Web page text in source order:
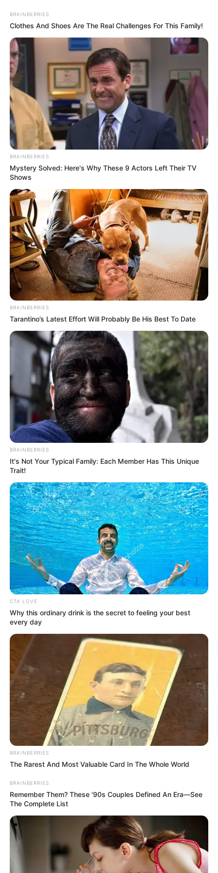
HOME
INSPIRASI
STYLE
FILM &
NGAKAK
QUOTES
HYPE
MORE
Kim So Yeon
fans love
VOTE
Tanggal Lahir:
2 November 1980
Tempat Lahir:
Seoul,Korea Selatan
Profesi:
Aktris, Model
Kim So Yeon menjadi salah satu aktris Korea Selatan yang
dikenal mampu memerankan karakter dingin tapi tetap elegan.
Karirnya di dunia hiburan dimulai saat ia memenangkan kontes
kecantikan di usia 14 tahun.
BRAINBERRIES
Clothes And Shoes Are The Real Challenges For This Family!
BRAINBERRIES
Mystery Solved: Here's Why These 9 Actors Left Their TV
Shows
BRAINBERRIES
Tarantino’s Latest Effort Will Probably Be His Best To Date
BRAINBERRIES
It's Not Your Typical Family: Each Member Has This Unique
Trait!
CTA LOVE
Why this ordinary drink is the secret to feeling your best
every day
BRAINBERRIES
The Rarest And Most Valuable Card In The Whole World
BRAINBERRIES
Remember Them? These '90s Couples Defined An Era—See
The Complete List